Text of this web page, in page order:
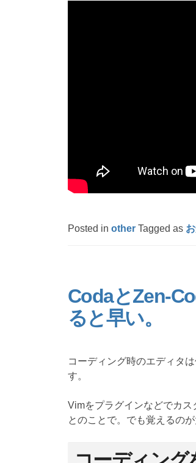
Posted in other Tagged as
CodaとZen-
ると早い。
コーディング時のエディタ
す。
Vimをプラグインなどでカ
とのことで。でも覚えるのが